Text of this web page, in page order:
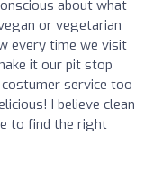
about what
or vegetarian
every time we visit
it our pit stop
service too
I believe clean
to find the right